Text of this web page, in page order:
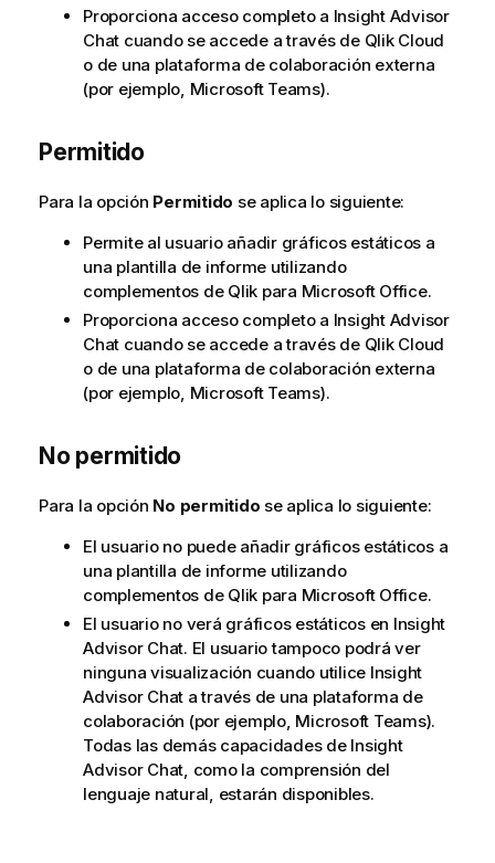
Proporciona acceso completo a Insight Advisor
Chat cuando se accede a través de Qlik Cloud
o de una plataforma de colaboración externa
(por ejemplo, Microsoft Teams).
Permitido
Para la opción Permitido se aplica lo siguiente:
Permite al usuario añadir gráficos estáticos a
una plantilla de informe utilizando
complementos de Qlik para Microsoft Office.
Proporciona acceso completo a Insight Advisor
Chat cuando se accede a través de Qlik Cloud
o de una plataforma de colaboración externa
(por ejemplo, Microsoft Teams).
No permitido
Para la opción No permitido se aplica lo siguiente:
El usuario no puede añadir gráficos estáticos a
una plantilla de informe utilizando
complementos de Qlik para Microsoft Office.
El usuario no verá gráficos estáticos en Insight
Advisor Chat. El usuario tampoco podrá ver
ninguna visualización cuando utilice Insight
Advisor Chat a través de una plataforma de
colaboración (por ejemplo, Microsoft Teams).
Todas las demás capacidades de Insight
Advisor Chat, como la comprensión del
lenguaje natural, estarán disponibles.